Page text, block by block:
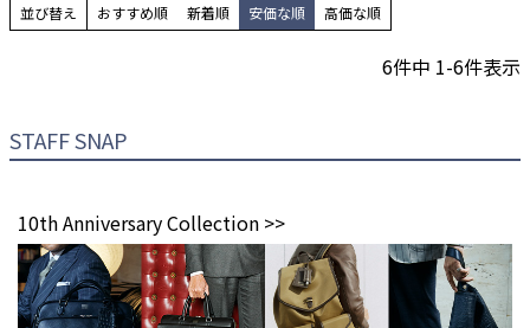
並び替え おすすめ順 新着順 安価な順 高価な順
6件中 1-6件表示
STAFF SNAP
10th Anniversary Collection >>